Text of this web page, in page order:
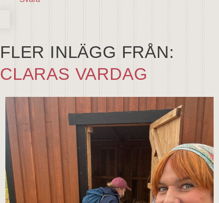
FLER INLÄGG FRÅN:
CLARAS VARDAG